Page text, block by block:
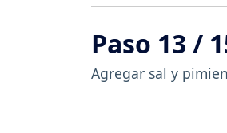
Paso 13 /
Agregar sal y